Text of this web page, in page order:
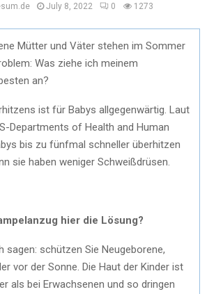
July 8, 2022 0 1273
Mütter und Väter stehen im Sommer
Was ziehe ich meinem
an?
ist für Babys allgegenwärtig. Laut
Departments of Health and Human
bis zu fünfmal schneller überhitzen
sie haben weniger Schweißdrüsen.
hier die Lösung?
sagen: schützen Sie Neugeborene,
vor der Sonne. Die Haut der Kinder ist
als bei Erwachsenen und so dringen